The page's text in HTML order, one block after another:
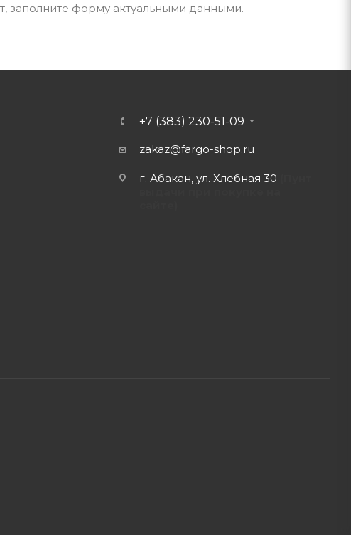
заполните форму актуальными данными.
+7 (383) 230-51-09
zakaz@fargo-shop.ru
г. Абакан, ул. Хлебная 30